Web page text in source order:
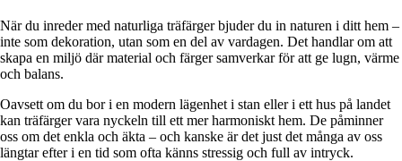
När du inreder med naturliga träfärger bjuder du in naturen i ditt hem –
inte som dekoration, utan som en del av vardagen. Det handlar om att
skapa en miljö där material och färger samverkar för att ge lugn, värme
och balans.
Oavsett om du bor i en modern lägenhet i stan eller i ett hus på landet
kan träfärger vara nyckeln till ett mer harmoniskt hem. De påminner
oss om det enkla och äkta – och kanske är det just det många av oss
längtar efter i en tid som ofta känns stressig och full av intryck.